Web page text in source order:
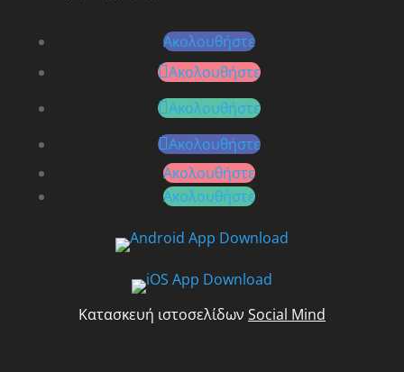
Ακολουθήστε
Ακολουθήστε
Ακολουθήστε
Ακολουθήστε
Ακολουθήστε
Ακολουθήστε
Κατασκευή ιστοσελίδων Social Mind